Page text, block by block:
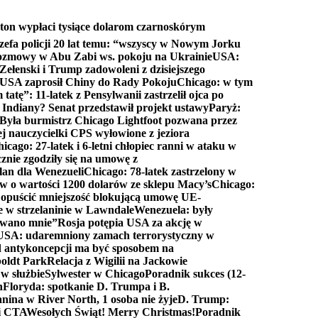
wypłaci tysiące dolarom czarnoskórym
policji 20 lat temu: “wszyscy w Nowym Jorku
w Abu Zabi ws. pokoju na UkrainieUSA:
i Trump zadowoleni z dzisiejszego
zaprosił Chiny do Rady PokojuChicago: w tym
tatę”: 11-latek z Pensylwanii zastrzelił ojca po
Senat przedstawił projekt ustawyParyż:
Była burmistrz Chicago Lightfoot pozwana przez
nauczycielki CPS wyłowione z jeziora
27-latek i 6-letni chłopiec ranni w ataku w
zgodziły się na umowę z
dla WenezueliChicago: 78-latek zastrzelony w
o wartości 1200 dolarów ze sklepu Macy’sChicago:
mniejszość blokującą umowę UE-
w strzelaninie w LawndaleWenezuela: były
mnie”Rosja potępia USA za akcję w
udaremniony zamach terrorystyczny w
ma być sposobem na
ParkRelacja z Wigilii na Jackowie
służbieSylwester w ChicagoPoradnik sukces (12-
Floryda: spotkanie D. Trumpa i B.
w River North, 1 osoba nie żyjeD. Trump:
CTAWesołych Świąt! Merry Christmas!Poradnik